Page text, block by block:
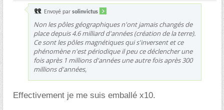
Envoyé par solinvictus
Non les pôles géographiques n'ont jamais changés de
place depuis 4.6 milliard d'années (création de la terre).
Ce sont les pôles magnétiques qui s'inversent et ce
phénomène n'est périodique il peu ce déclencher une
fois après 1 millions d'années une autre fois après 300
millions d'années,
Effectivement je me suis emballé x10.